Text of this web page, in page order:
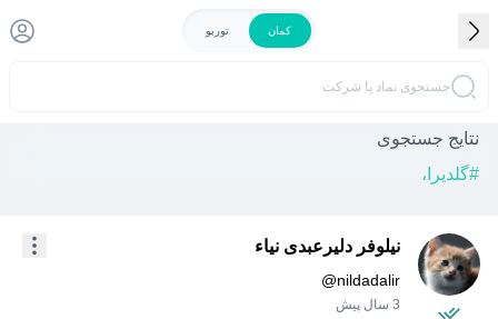
کمان توربو
جستجوی نماد یا شرکت
نتایج جستجوی
#گلدیرا،
نیلوفر دلیرعبدی نیاء
@nildadalir
3 سال پیش